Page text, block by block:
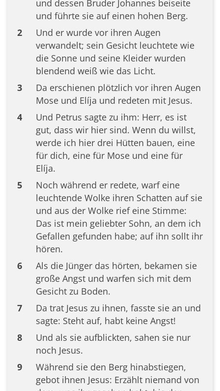
und dessen Bruder Johannes beiseite
und führte sie auf einen hohen Berg.
2
Und er wurde vor ihren Augen
verwandelt; sein Gesicht leuchtete wie
die Sonne und seine Kleider wurden
blendend weiß wie das Licht.
3
Da erschienen plötzlich vor ihren Augen
Mose und Elíja und redeten mit Jesus.
4
Und Petrus sagte zu ihm: Herr, es ist
gut, dass wir hier sind. Wenn du willst,
werde ich hier drei Hütten bauen, eine
für dich, eine für Mose und eine für
Elíja.
5
Noch während er redete, warf eine
leuchtende Wolke ihren Schatten auf sie
und aus der Wolke rief eine Stimme:
Das ist mein geliebter Sohn, an dem ich
Gefallen gefunden habe; auf ihn sollt ihr
hören.
6
Als die Jünger das hörten, bekamen sie
große Angst und warfen sich mit dem
Gesicht zu Boden.
7
Da trat Jesus zu ihnen, fasste sie an und
sagte: Steht auf, habt keine Angst!
8
Und als sie aufblickten, sahen sie nur
noch Jesus.
9
Während sie den Berg hinabstiegen,
gebot ihnen Jesus: Erzählt niemand von